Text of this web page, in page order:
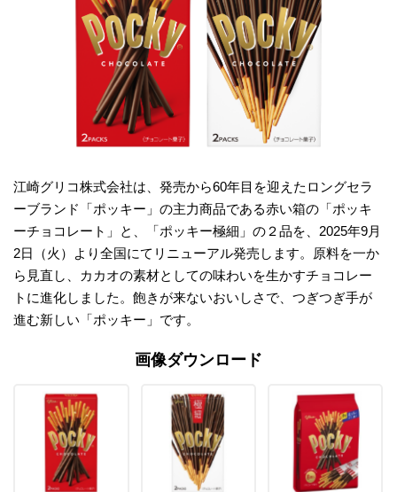
江崎グリコ株式会社は、発売から60年目を迎えたロングセラ
ーブランド「ポッキー」の主力商品である赤い箱の「ポッキ
ーチョコレート」と、「ポッキー極細」の２品を、2025年9月
2日（火）より全国にてリニューアル発売します。原料を一か
ら見直し、カカオの素材としての味わいを生かすチョコレー
トに進化しました。飽きが来ないおいしさで、つぎつぎ手が
進む新しい「ポッキー」です。
画像ダウンロード